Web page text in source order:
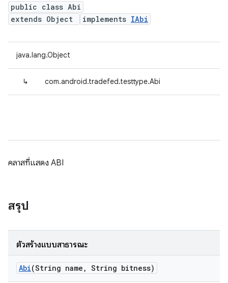
public class Abi
extends Object
implements IAbi
java.lang.Object
↳ com.android.tradefed.testtype.Abi
คลาสที่แสดง ABI
สรุป
ตัวสร้างแบบสาธารณะ
Abi(String name , String bitness)